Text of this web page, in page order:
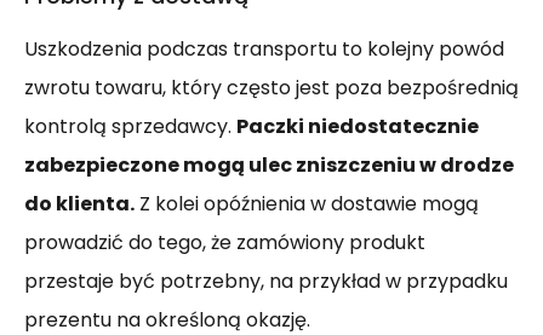
Uszkodzenia podczas transportu to kolejny powód
zwrotu towaru, który często jest poza bezpośrednią
kontrolą sprzedawcy. Paczki niedostatecznie
zabezpieczone mogą ulec zniszczeniu w drodze
do klienta. Z kolei opóźnienia w dostawie mogą
prowadzić do tego, że zamówiony produkt
przestaje być potrzebny, na przykład w przypadku
prezentu na określoną okazję.